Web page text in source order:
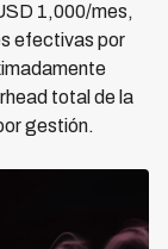
1,000/mes,
efectivas por
total de la
gestión.